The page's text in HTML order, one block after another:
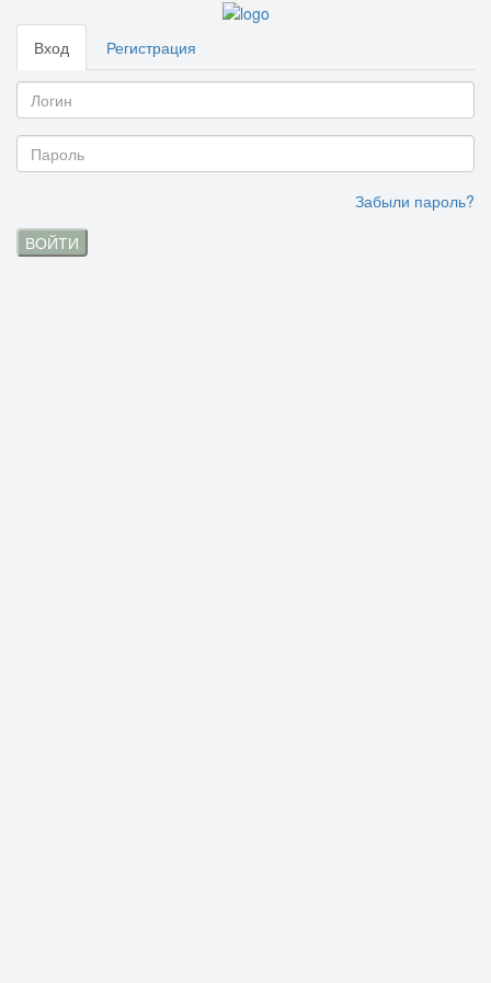
Вход Регистрация
Забыли пароль?
ВОЙТИ